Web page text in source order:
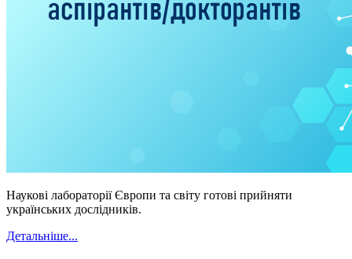
Наукові лабораторії Європи та світу готові прийняти
українських дослідників.
Детальніше...